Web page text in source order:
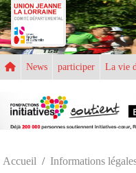
News participer La vie
Accueil Informations
Panneau de gestion des cookies